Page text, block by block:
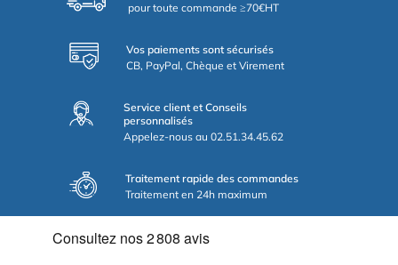
pour toute commande ≥70€HT
Vos paiements sont sécurisés
CB, PayPal, Chèque et Virement
Service client et Conseils
personnalisés
Appelez-nous au 02.51.34.45.62
Traitement rapide des commandes
Traitement en 24h maximum